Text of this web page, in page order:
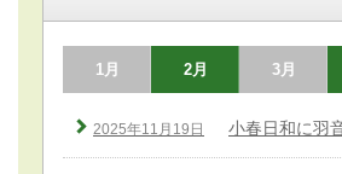
1月 2月 3月
2025年11月19日 小春日和に羽